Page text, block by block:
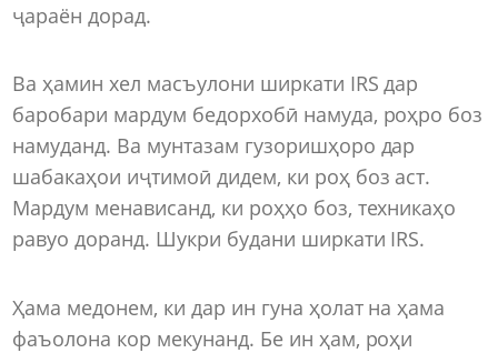
ҷараён дорад.
Ва ҳамин хел масъулони ширкати IRS дар
баробари мардум бедорхобӣ намуда, роҳро боз
намуданд. Ва мунтазам гузоришҳоро дар
шабакаҳои иҷтимоӣ дидем, ки роҳ боз аст.
Мардум менависанд, ки роҳҳо боз, техникаҳо
равуо доранд. Шукри будани ширкати IRS.
Ҳама медонем, ки дар ин гуна ҳолат на ҳама
фаъолона кор мекунанд. Бе ин ҳам, роҳи